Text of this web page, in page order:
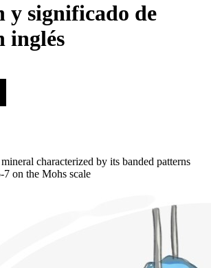
y significado de
inglés
characterized by its banded patterns
7 on the Mohs scale